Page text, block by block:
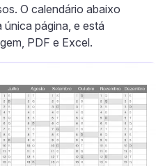
O calendário abaixo
página, e está
PDF e Excel.